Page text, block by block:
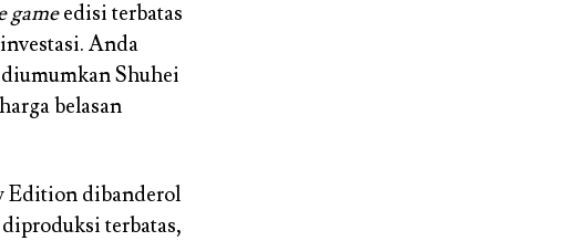
gameedisi terbatas
Anda
Shuhei
belasan
Edition dibanderol
terbatas,